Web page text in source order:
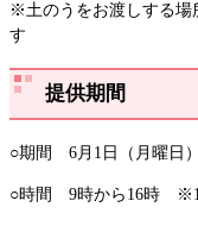
​※土のうをお渡しする場
す
提供期間
○期間 6月1日（月曜日
○時間 9時から16時